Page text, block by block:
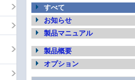
すべて
お知らせ
製品マニュアル
製品概要
オプション